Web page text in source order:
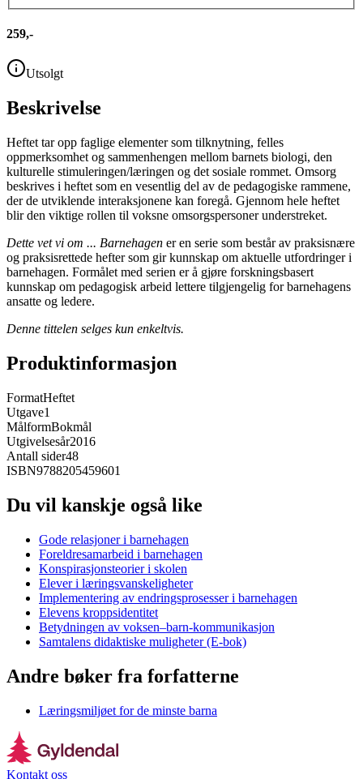
259,-
Utsolgt
Beskrivelse
Heftet tar opp faglige elementer som tilknytning, felles
oppmerksomhet og sammenhengen mellom barnets biologi, den
kulturelle stimuleringen/læringen og det sosiale rommet. Omsorg
beskrives i heftet som en vesentlig del av de pedagogiske rammene,
der de utviklende interaksjonene kan foregå. Gjennom hele heftet
blir den viktige rollen til voksne omsorgspersoner understreket.
Dette vet vi om ... Barnehagen er en serie som består av praksisnære
og praksisrettede hefter som gir kunnskap om aktuelle utfordringer i
barnehagen. Formålet med serien er å gjøre forskningsbasert
kunnskap om pedagogisk arbeid lettere tilgjengelig for barnehagens
ansatte og ledere.
Denne tittelen selges kun enkeltvis.
Produktinformasjon
FormatHeftet
Utgave1
MålformBokmål
Utgivelsesår2016
Antall sider48
ISBN9788205459601
Du vil kanskje også like
Gode relasjoner i barnehagen
Foreldresamarbeid i barnehagen
Konspirasjonsteorier i skolen
Elever i læringsvanskeligheter
Implementering av endringsprosesser i barnehagen
Elevens kroppsidentitet
Betydningen av voksen–barn-kommunikasjon
Samtalens didaktiske muligheter (E-bok)
Andre bøker fra forfatterne
Læringsmiljøet for de minste barna
Kontakt oss